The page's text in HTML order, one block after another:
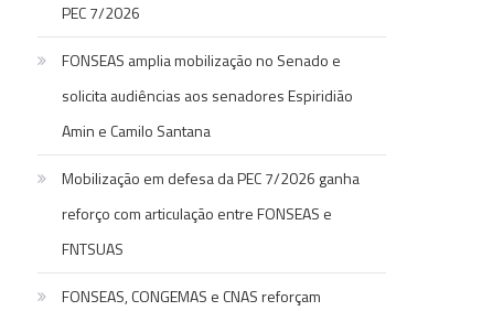
PEC 7/2026
FONSEAS amplia mobilização no Senado e
solicita audiências aos senadores Espiridião
Amin e Camilo Santana
Mobilização em defesa da PEC 7/2026 ganha
reforço com articulação entre FONSEAS e
FNTSUAS
FONSEAS, CONGEMAS e CNAS reforçam